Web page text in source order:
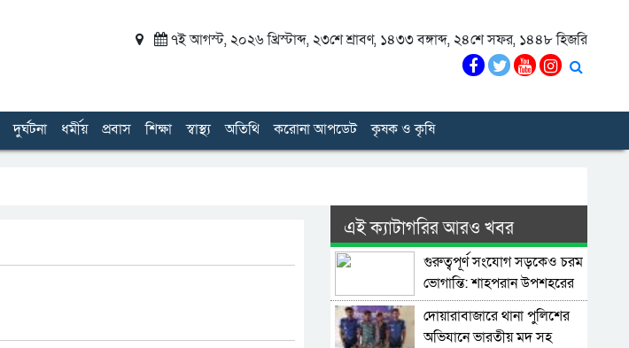
৭ই আগস্ট, ২০২৬ খ্রিস্টাব্দ, ২৩শে শ্রাবণ, ১৪৩৩ বঙ্গাব্দ, ২৪শে সফর, ১৪৪৮ হিজরি
দুর্ঘটনা ধর্মীয় প্রবাস শিক্ষা স্বাস্থ্য অতিথি করোনা আপডেট কৃষক ও কৃষি
এই ক্যাটাগরির আরও খবর
গুরুত্বপূর্ণ সংযোগ সড়কেও চরম
ভোগান্তি: শাহপরান উপশহরের
রাস্তাঘাট সংস্কারের দাবি
দোয়ারাবাজারে থানা পুলিশের
অভিযানে ভারতীয় মদ সহ